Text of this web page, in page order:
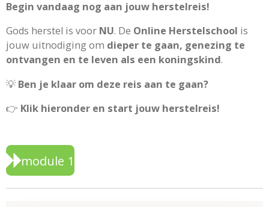
Begin vandaag nog aan jouw herstelreis!
Gods herstel is voor NU. De Online Herstelschool is
jouw uitnodiging om dieper te gaan, genezing te
ontvangen en te leven als een koningskind.
💡Ben je klaar om deze reis aan te gaan?
👉 Klik hieronder en start jouw herstelreis!
module 1